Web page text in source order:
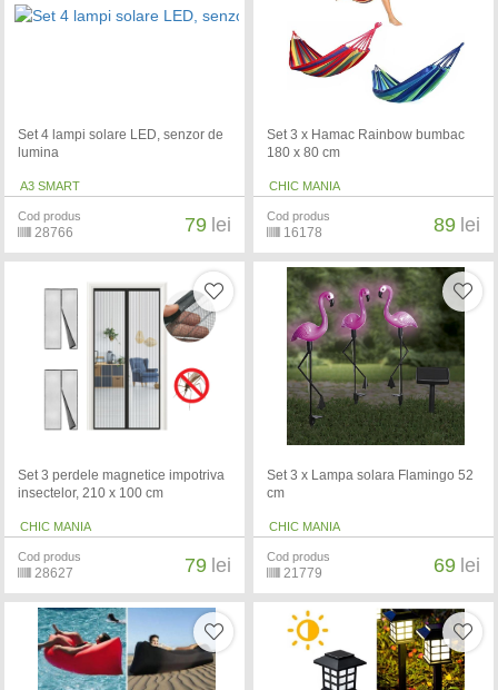
Set 4 lampi solare LED, senzor de
lumina
A3 SMART
Cod produs
28766 79 lei
Set 3 x Hamac Rainbow bumbac
180 x 80 cm
CHIC MANIA
Cod produs
16178 89 lei
Set 3 perdele magnetice impotriva
insectelor, 210 x 100 cm
CHIC MANIA
Cod produs
28627 79 lei
Set 3 x Lampa solara Flamingo 52
cm
CHIC MANIA
Cod produs
21779 69 lei